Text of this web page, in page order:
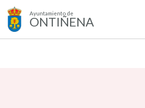
Ayuntamiento de
ONTIÑENA